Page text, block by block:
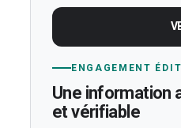
ENGAGEMENT
Une information
et vérifiable